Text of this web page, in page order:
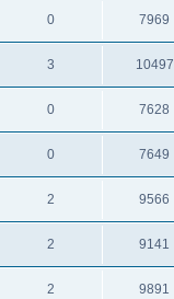
0 7969
3 10497
0 7628
0 7649
2 9566
2 9141
2 9891